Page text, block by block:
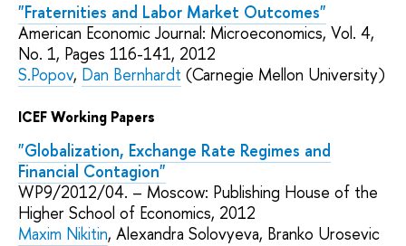
"Fraternities and Labor Market Outcomes"
American Economic Journal: Microeconomics, Vol. 4,
No. 1, Pages 116-141, 2012
S.Popov, Dan Bernhardt (Carnegie Mellon University)
ICEF Working Papers
"Globalization, Exchange Rate Regimes and
Financial Contagion"
WP9/2012/04. – Moscow: Publishing House of the
Higher School of Economics, 2012
Maxim Nikitin, Alexandra Solovyeva, Branko Urosevic